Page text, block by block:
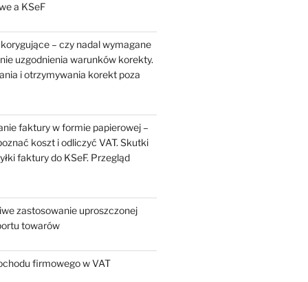
a KSeF
– czy nadal wymagane
uzgodnienia warunków korekty.
i otrzymywania korekt poza
faktury w formie papierowej –
koszt i odliczyć VAT. Skutki
faktury do KSeF. Przegląd
zastosowanie uproszczonej
towarów
firmowego w VAT